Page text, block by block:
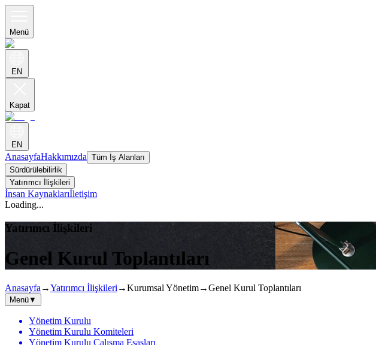
Menü
EN
Kapat
EN
AnasayfaHakkımızda Tüm İş Alanları
Sürdürülebilirlik
Yatırımcı İlişkileri
İnsan Kaynaklarıİletişim
Loading...
Yatırımcı İlişkileri
Genel Kurul Toplantıları
Anasayfa →Yatırımcı İlişkileri →Kurumsal Yönetim→Genel Kurul Toplantıları
Menü▼
Yönetim Kurulu
Yönetim Kurulu Komiteleri
Yönetim Kurulu Çalışma Esasları